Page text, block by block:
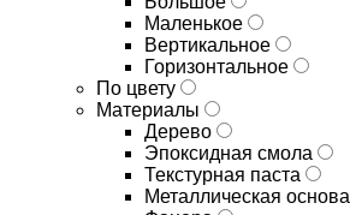
Маленькое
Вертикальное
Горизонтальное
По цвету
Материалы
Дерево
Эпоксидная смола
Текстурная паста
Металлическая основа